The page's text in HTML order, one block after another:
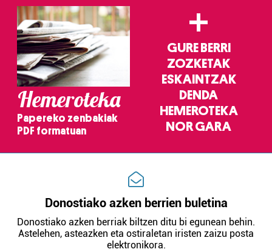
Hemeroteka
Papereko zenbakiak
PDF formatuan
+
GURE BERRI
ZOZKETAK
ESKAINTZAK
DENDA
HEMEROTEKA
NOR GARA
Donostiako azken berrien buletina
Donostiako azken berriak biltzen ditu bi egunean behin.
Astelehen, asteazken eta ostiraletan iristen zaizu posta
elektronikora.